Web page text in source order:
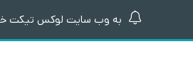
به وب سایت لوکس تیکت